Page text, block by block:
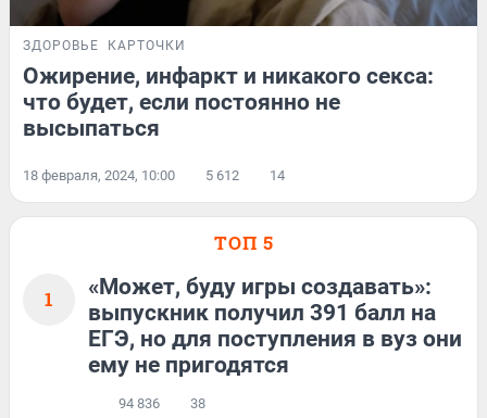
ЗДОРОВЬЕ КАРТОЧКИ
Ожирение, инфаркт и никакого секса:
что будет, если постоянно не
высыпаться
18 февраля, 2024, 10:00 5 612 14
ТОП 5
1
«Может, буду игры создавать»:
выпускник получил 391 балл на
ЕГЭ, но для поступления в вуз они
ему не пригодятся
94 836 38